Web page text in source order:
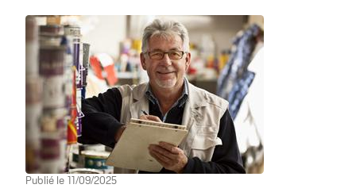
Publié le 11/09/2025